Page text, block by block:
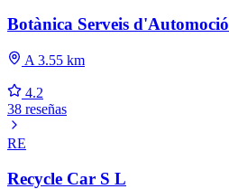
Botànica Serveis d'Automoció
A 3.55 km
4.2
38 reseñas
RE
Recycle Car S L